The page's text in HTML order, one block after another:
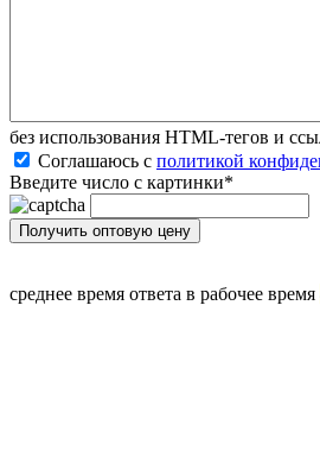
без иcпользования HTML-тегов и
Соглашаюсь с политикой
Введите число с картинки*
среднее время ответа в рабочее время